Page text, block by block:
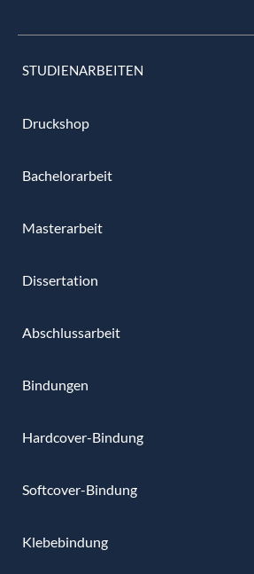
STUDIENARBEITEN
Druckshop
Bachelorarbeit
Masterarbeit
Dissertation
Abschlussarbeit
Bindungen
Hardcover-Bindung
Softcover-Bindung
Klebebindung